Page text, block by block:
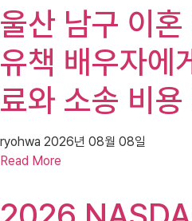
울산 남구 이
유책 배우자에
료와 소송 비용
ryohwa 2026년 08월 08일
Read More